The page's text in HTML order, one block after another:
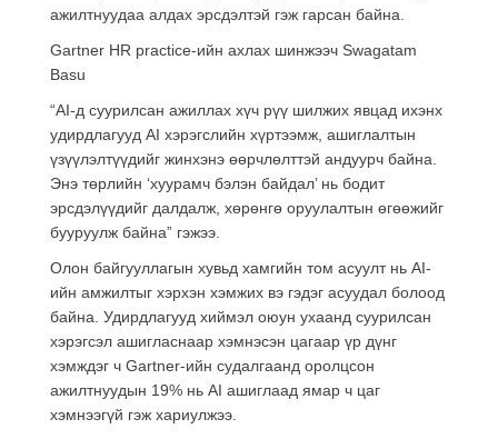
ажилтнуудаа алдах эрсдэлтэй гэж гарсан байна.
Gartner HR practice-ийн ахлах шинжээч Swagatam
Basu
“AI-д суурилсан ажиллах хүч рүү шилжих явцад ихэнх
удирдлагууд AI хэрэгслийн хүртээмж, ашиглалтын
үзүүлэлтүүдийг жинхэнэ өөрчлөлттэй андуурч байна.
Энэ төрлийн ‘хуурамч бэлэн байдал’ нь бодит
эрсдэлүүдийг далдалж, хөрөнгө оруулалтын өгөөжийг
бууруулж байна” гэжээ.
Олон байгууллагын хувьд хамгийн том асуулт нь AI-
ийн амжилтыг хэрхэн хэмжих вэ гэдэг асуудал болоод
байна. Удирдлагууд хиймэл оюун ухаанд суурилсан
хэрэгсэл ашигласнаар хэмнэсэн цагаар үр дүнг
хэмждэг ч Gartner-ийн судалгаанд оролцсон
ажилтнуудын 19% нь AI ашиглаад ямар ч цаг
хэмнээгүй гэж хариулжээ.